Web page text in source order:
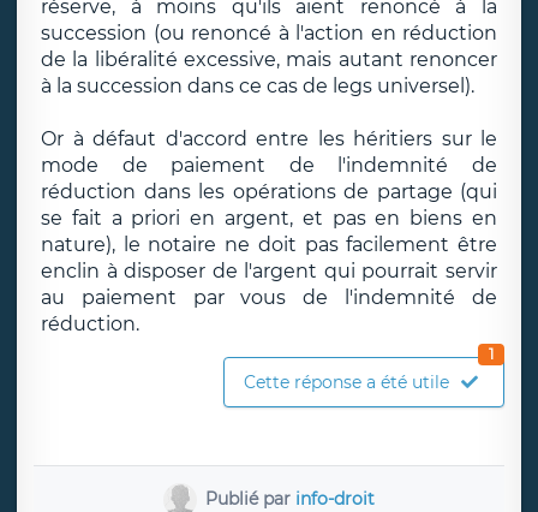
réserve, à moins qu'ils aient renoncé à la
succession (ou renoncé à l'action en réduction
de la libéralité excessive, mais autant renoncer
à la succession dans ce cas de legs universel).
Or à défaut d'accord entre les héritiers sur le
mode de paiement de l'indemnité de
réduction dans les opérations de partage (qui
se fait a priori en argent, et pas en biens en
nature), le notaire ne doit pas facilement être
enclin à disposer de l'argent qui pourrait servir
au paiement par vous de l'indemnité de
réduction.
Cette réponse a été utile
1
Publié par info-droit